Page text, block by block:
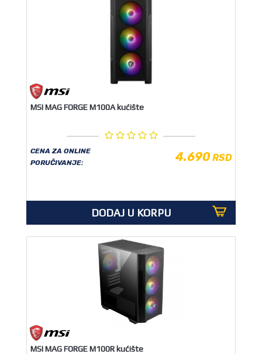
MSI MAG FORGE M100A kućište
CENA ZA ONLINE
PORUČIVANJE:
4.690RSD
DODAJ U KORPU
MSI MAG FORGE M100R kućište